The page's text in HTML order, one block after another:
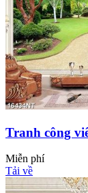
Tranh công
Miễn phí
Tải về